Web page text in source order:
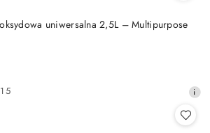
uniwersalna 2,5L – Multipurpose